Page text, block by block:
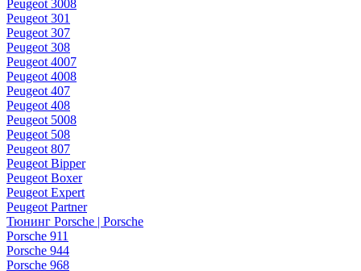
Peugeot 3008
Peugeot 301
Peugeot 307
Peugeot 308
Peugeot 4007
Peugeot 4008
Peugeot 407
Peugeot 408
Peugeot 5008
Peugeot 508
Peugeot 807
Peugeot Bipper
Peugeot Boxer
Peugeot Expert
Peugeot Partner
Тюнинг Porsche | Porsche
Porsche 911
Porsche 944
Porsche 968